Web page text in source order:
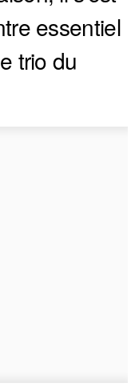
essentiel
trio du